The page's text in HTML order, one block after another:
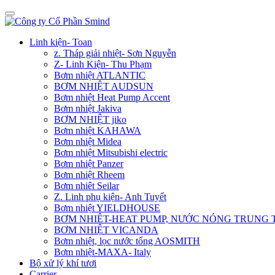
Linh kiện- Toan
z. Tháp giải nhiệt- Sơn Nguyễn
Z- Linh Kiện- Thu Phạm
Bơm nhiệt ATLANTIC
BƠM NHIỆT AUDSUN
Bơm nhiệt Heat Pump Accent
Bơm nhiệt Jakiva
BƠM NHIỆT jiko
Bơm nhiệt KAHAWA
Bơm nhiệt Midea
Bơm nhiệt Mitsubishi electric
Bơm nhiệt Panzer
Bơm nhiệt Rheem
Bơm nhiêt Seilar
Z. Linh phụ kiện- Anh Tuyết
Bơm nhiệt YIELDHOUSE
BƠM NHIÊT-HEAT PUMP, NƯỚC NÓNG TRUNG
BƠM NHIỆT VICANDA
Bơm nhiệt, lọc nước tổng AOSMITH
Bơm nhiệt-MAXA- Italy
Bộ xử lý khí tươi